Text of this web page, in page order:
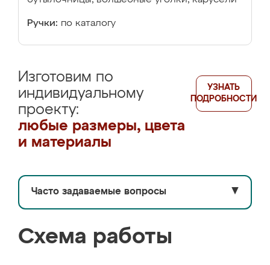
Ручки: по каталогу
Изготовим по
индивидуальному
проекту:
любые размеры, цвета
и материалы
УЗНАТЬ
ПОДРОБНОСТИ
Часто задаваемые вопросы ▼
Схема работы